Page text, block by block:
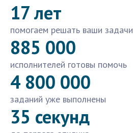
17 лет
помогаем решать ваши задачи
885 000
исполнителей готовы помочь
4 800 000
заданий уже выполнены
35 секунд